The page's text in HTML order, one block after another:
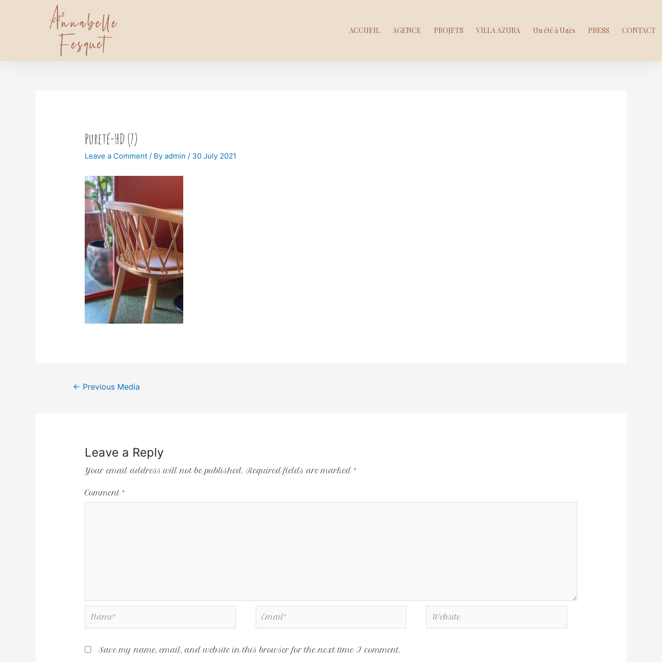
ACCUEIL AGENCE PROJETS VILLA AZURA Un été à Uzès PRESS CONTACT
Pureté-HD (7)
Leave a Comment / Byadmin/ 30 July 2021
← Previous Media
Leave a Reply
Your email address will not be published. Required fields are marked*
Comment*
Save my name, email, and website in this browser for the next time I comment.